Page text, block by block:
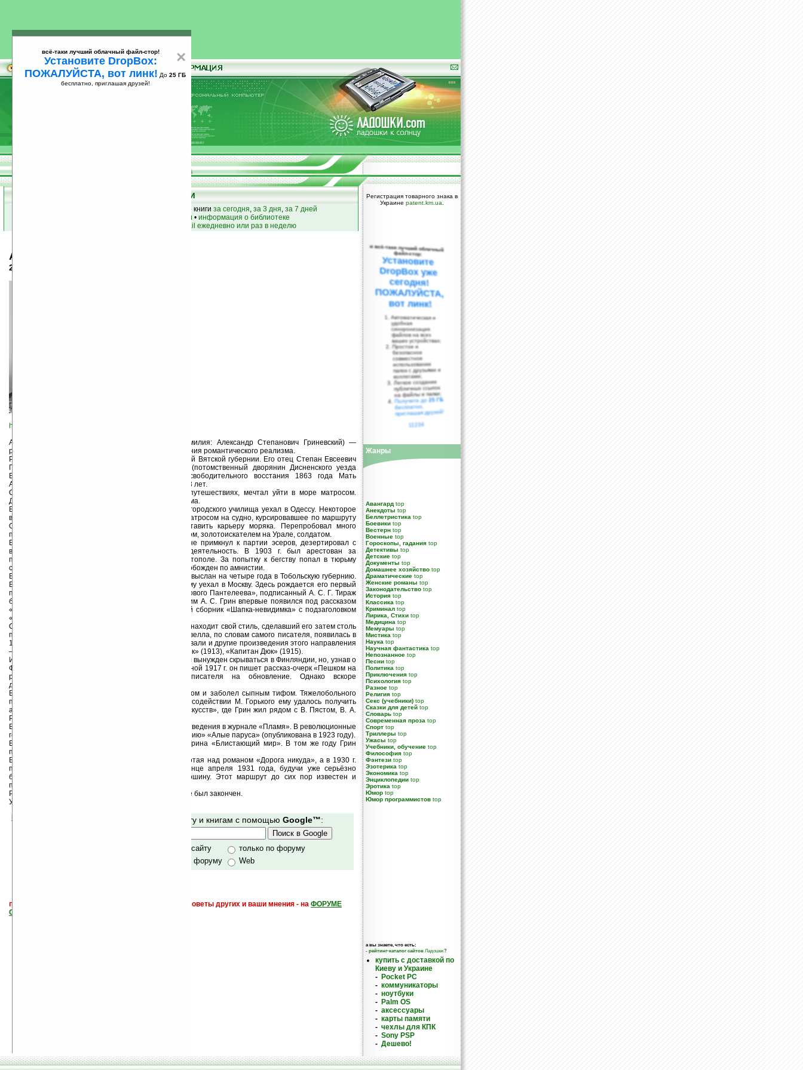
25
Книги
• новые книги за сегодня, за 3 дня, за 7 дней
книги по авторам • информация о библиотеке
на email ежедневно или раз в неделю
Александр Грин
23.08.1880 — 08.07.1932
http://grinlandia.narod.ru/
Александр Грин (настоящие имя, отчество и фамилия: Александр Степанович Гриневский) —
русский писатель, прозаик, представитель направления романтического реализма.
Родился 11 (23) августа 1880 г. в городке Слободской Вятской губернии. Его отец Степан Евсеевич
Гриневский (1843—1914) был ссыльным поляком (потомственный дворянин Дисненского уезда
Виленской губернии), участником национально-освободительного восстания 1863 года Мать
Александра (русская) умерла, когда мальчику было 13 лет.
С детства Грин любил книги о мореплавателях, путешествиях, мечтал уйти в море матросом.
Движимый этой мечтой, делал попытки бежать из дома.
В 1896 г. по окончании четырехклассного Вятского городского училища уехал в Одессу. Некоторое
время бродяжничал в поисках работы. Устроился матросом на судно, курсировавшее по маршруту
Одесса — Батуми — Одесса. Вскоре решил оставить карьеру моряка. Перепробовал много
профессий — был рыбаком, чернорабочим, лесорубом, золотоискателем на Урале, солдатом.
Во время службы в резервном пехотном батальоне примкнул к партии эсеров, дезертировал с
военной службы, начал вести революционную деятельность. В 1903 г. был арестован за
пропагандистскую работу среди матросов в Севастополе. За попытку к бегству попал в тюрьму
строгого режима, где провел около двух лет. Был освобожден по амнистии.
В 1906 г. в Петербурге Грин снова был арестован и выслан на четыре года в Тобольскую губернию.
Бежал в Вятку, раздобыл чужой паспорт, по которому уехал в Москву. Здесь рождается его первый
политически ангажированный рассказ «Заслуга рядового Пантелеева», подписанный А. С. Г. Тираж
был конфискован в типографии и сожжен. Псевдоним А. С. Грин впервые появился под рассказом
«Случай» (1907). В 1908 г. у Грина выходит первый сборник «Шапка-невидимка» с подзаголовком
«Рассказы о революционерах».
Сочиняя новые и новые рассказы, Грин постепенно находит свой стиль, сделавший его затем столь
популярным и любимым. Первая романтическая новелла, по словам самого писателя, появилась в
1909 г. и называлась «Остров Рено». Затем последовали и другие произведения этого направления
— «Колония Ланфиер» (1910), «Зурбаганский стрелок» (1913), «Капитан Дюк» (1915).
Из-за конфликта с властями Грин с конца 1916 г. был вынужден скрываться в Финляндии, но, узнав о
Февральской революции, вернулся в Петроград. Весной 1917 г. он пишет рассказ-очерк «Пешком на
революцию», свидетельствующий о надежде писателя на обновление. Однако вскоре
действительность разочаровывает писателя.
В 1919 году Грин служил в Красной Армии связистом и заболел сыпным тифом. Тяжелобольного
писателя привезли в 1920 г. в Петроград, где при содействии М. Горького ему удалось получить
академический паёк и жильё — комнату в «Доме искусств», где Грин жил рядом с В. Пястом, В. А.
Рождественским, Н. С. Тихоновым, М. Шагинян.
Во время гражданской войны он печатает свои произведения в журнале «Пламя». В революционные
годы в Петрограде Грин начал писать «повесть-феерию» «Алые паруса» (опубликована в 1923 году).
В 1924 году в Ленинграде был напечатан роман Грина «Блистающий мир». В том же году Грин
переехал в Феодосию.
В 1929 году всё лето провёл в Старом Крыму, работая над романом «Дорога никуда», а в 1930 г.
полностью переехал в город Старый Крым. В конце апреля 1931 года, будучи уже серьёзно
больным, Грин ходил в Коктебель в гости к Волошину. Этот маршрут до сих пор известен и
популярен среди туристов как «тропа Грина».
Роман «Недотрога», начатый им в это время, так и не был закончен.
Умер Грин 8 июля 1932 года в городе Старый Крым.
Поиск по сайту и книгам с помощью Google™:
только по сайту
только по форуму
по сайту и форуму
Web
поиск и обсуждение книг, новых, старых, лучших, советы других и ваши мнения - на ФОРУМЕ
САЙТА "Книги, книги, и другие книги"
Регистрация товарного знака в
Украине patent.km.ua
×
всё-таки лучший облачный файл-стор!
Установите DropBox:
ПОЖАЛУЙСТА, вот линк! До 25 ГБ
бесплатно, приглашая друзей!
и всё-таки лучший облачный
файл-стор:
Установите
DropBox уже
сегодня!
ПОЖАЛУЙСТА,
вот линк!
Автоматическая и
удобная
синхронизация
файлов на всех
ваших устройствах;
Простое и
безопасное
совместное
использование
папок с друзьями и
коллегами;
Легкое создание
публичных ссылок
на файлы и папки;
Получите до25 ГБ
бесплатно,
приглашая друзей!
11234
Жанры
Авангард top
Анекдоты top
Беллетристика top
Боевики top
Вестерн top
Военные top
Гороскопы, гадания top
Детективы top
Детские top
Документы top
Домашнее хозяйство top
Драматические top
Женские романы top
Законодательство top
История top
Классика top
Криминал top
Лирика, Стихи top
Медицина top
Мемуары top
Мистика top
Наука top
Научная фантастика top
Непознанное top
Песни top
Политика top
Приключения top
Психология top
Разное top
Религия top
Секс (учебники) top
Сказки для детей top
Словарь top
Современная проза top
Спорт top
Триллеры top
Ужасы top
Учебники, обучение top
Философия top
Фэнтези top
Эзотерика top
Экономика top
Энциклопедии top
Эротика top
Юмор top
Юмор программистов top
а вы знаете, что есть:
- рейтинг-каталог сайтов Ладошек?
купить с доставкой по
Киеву и Украине
- Pocket PC
- коммуникаторы
- ноутбуки
- Palm OS
- аксессуары
- карты памяти
- чехлы для КПК
- Sony PSP
- Дешево!